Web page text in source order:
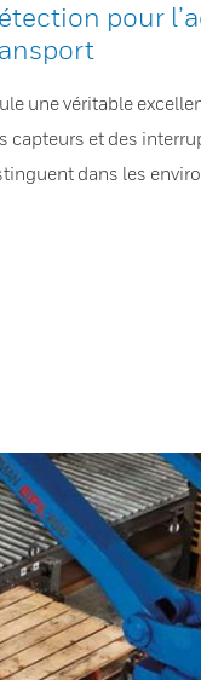
pour
une véritable
capteurs et des
dans les